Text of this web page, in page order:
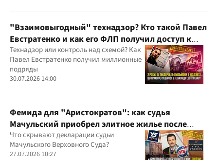
юрисдикций
"Взаимовыгодный" технадзор? Кто такой Павел
Евстратенко и как его ФЛП получил доступ к
бюджетным миллионам?
Технадзор или контроль над схемой? Как
Павел Евстратенко получил миллионные
подряды
30.07.2026 14:00
Фемида для "Аристократов": как судья
Мачульский приобрел элитное жилье после
вердикта в пользу застройщика?
Что скрывают декларации судьи
Мачульского Верховного Суда?
27.07.2026 10:27